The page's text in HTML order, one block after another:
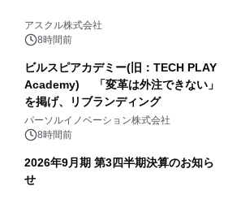
アスクル株式会社
8時間前
ビルスピアカデミー(旧：TECH PLAY
Academy) 「変革は外注できない」
を掲げ、リブランディング
パーソルイノベーション株式会社
8時間前
2026年9月期 第3四半期決算のお知ら
せ